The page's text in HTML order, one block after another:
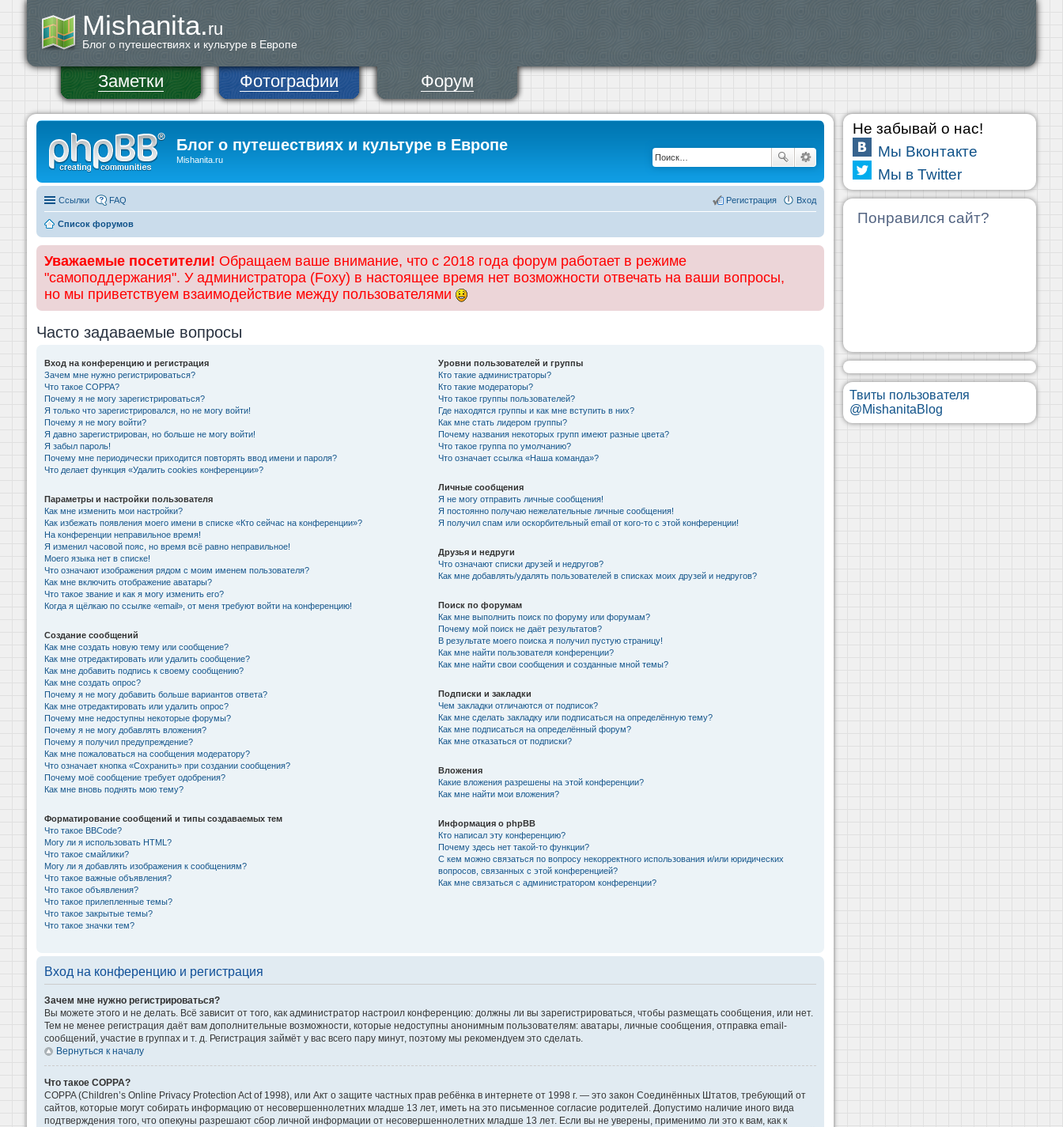
Mishanita.ru
Блог о путешествиях и культуре в Европе
Заметки Фотографии Форум
Блог о путешествиях и культуре в Европе
Mishanita.ru
Ссылки FAQ Вход
Регистрация
Список форумов
Уважаемые посетители! Обращаем ваше внимание, что с 2018 года форум работает в режиме
"самоподдержания". У администратора (Foxy) в настоящее время нет возможности отвечать на ваши вопросы,
но мы приветствуем взаимодействие между пользователями
Часто задаваемые вопросы
Вход на конференцию и регистрация
Зачем мне нужно регистрироваться?
Что такое COPPA?
Почему я не могу зарегистрироваться?
Я только что зарегистрировался, но не могу войти!
Почему я не могу войти?
Я давно зарегистрирован, но больше не могу войти!
Я забыл пароль!
Почему мне периодически приходится повторять ввод имени и пароля?
Что делает функция «Удалить cookies конференции»?
Параметры и настройки пользователя
Как мне изменить мои настройки?
Как избежать появления моего имени в списке «Кто сейчас на конференции»?
На конференции неправильное время!
Я изменил часовой пояс, но время всё равно неправильное!
Моего языка нет в списке!
Что означают изображения рядом с моим именем пользователя?
Как мне включить отображение аватары?
Что такое звание и как я могу изменить его?
Когда я щёлкаю по ссылке «email», от меня требуют войти на конференцию!
Создание сообщений
Как мне создать новую тему или сообщение?
Как мне отредактировать или удалить сообщение?
Как мне добавить подпись к своему сообщению?
Как мне создать опрос?
Почему я не могу добавить больше вариантов ответа?
Как мне отредактировать или удалить опрос?
Почему мне недоступны некоторые форумы?
Почему я не могу добавлять вложения?
Почему я получил предупреждение?
Как мне пожаловаться на сообщения модератору?
Что означает кнопка «Сохранить» при создании сообщения?
Почему моё сообщение требует одобрения?
Как мне вновь поднять мою тему?
Форматирование сообщений и типы создаваемых тем
Что такое BBCode?
Могу ли я использовать HTML?
Что такое смайлики?
Могу ли я добавлять изображения к сообщениям?
Что такое важные объявления?
Что такое объявления?
Что такое прилепленные темы?
Что такое закрытые темы?
Что такое значки тем?
Уровни пользователей и группы
Кто такие администраторы?
Кто такие модераторы?
Что такое группы пользователей?
Где находятся группы и как мне вступить в них?
Как мне стать лидером группы?
Почему названия некоторых групп имеют разные цвета?
Что такое группа по умолчанию?
Что означает ссылка «Наша команда»?
Личные сообщения
Я не могу отправить личные сообщения!
Я постоянно получаю нежелательные личные сообщения!
Я получил спам или оскорбительный email от кого-то с этой конференции!
Друзья и недруги
Что означают списки друзей и недругов?
Как мне добавлять/удалять пользователей в списках моих друзей и недругов?
Поиск по форумам
Как мне выполнить поиск по форуму или форумам?
Почему мой поиск не даёт результатов?
В результате моего поиска я получил пустую страницу!
Как мне найти пользователя конференции?
Как мне найти свои сообщения и созданные мной темы?
Подписки и закладки
Чем закладки отличаются от подписок?
Как мне сделать закладку или подписаться на определённую тему?
Как мне подписаться на определённый форум?
Как мне отказаться от подписки?
Вложения
Какие вложения разрешены на этой конференции?
Как мне найти мои вложения?
Информация о phpBB
Кто написал эту конференцию?
Почему здесь нет такой-то функции?
С кем можно связаться по вопросу некорректного использования и/или юридических
вопросов, связанных с этой конференцией?
Как мне связаться с администратором конференции?
Вход на конференцию и регистрация
Зачем мне нужно регистрироваться?
Вы можете этого и не делать. Всё зависит от того, как администратор настроил конференцию: должны ли вы зарегистрироваться, чтобы размещать сообщения, или нет.
Тем не менее регистрация даёт вам дополнительные возможности, которые недоступны анонимным пользователям: аватары, личные сообщения, отправка email-
сообщений, участие в группах и т. д. Регистрация займёт у вас всего пару минут, поэтому мы рекомендуем это сделать.
Вернуться к началу
Что такое COPPA?
COPPA (Children’s Online Privacy Protection Act of 1998), или Акт о защите частных прав ребёнка в интернете от 1998 г. — это закон Соединённых Штатов, требующий от
сайтов, которые могут собирать информацию от несовершеннолетних младше 13 лет, иметь на это письменное согласие родителей. Допустимо наличие иного вида
подтверждения того, что опекуны разрешают сбор личной информации от несовершеннолетних младше 13 лет. Если вы не уверены, применимо ли это к вам, как к
Не забывай о нас!
Мы Вконтакте
Мы в Twitter
Понравился сайт?
Твиты пользователя
@MishanitaBlog